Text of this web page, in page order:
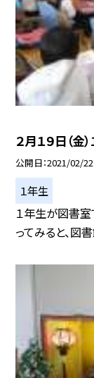
２月１９日（金
公開日 2021/02/22
１年生
１年生が図書室
ってみると、図